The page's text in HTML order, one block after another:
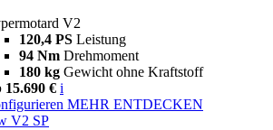
V2
120,4 PS Leistung
94 Nm Drehmoment
180 kg Gewicht ohne Kraftstoff
15.690 € i
MEHR ENTDECKEN
V2 SP